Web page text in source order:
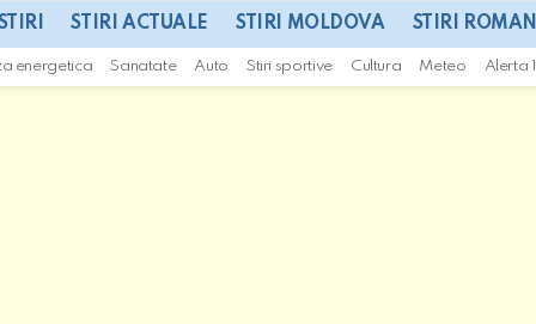
STIRI ACTUALE STIRI MOLDOVA STIRI
energetica Sanatate Auto Stiri sportive Cultura Meteo Alerta